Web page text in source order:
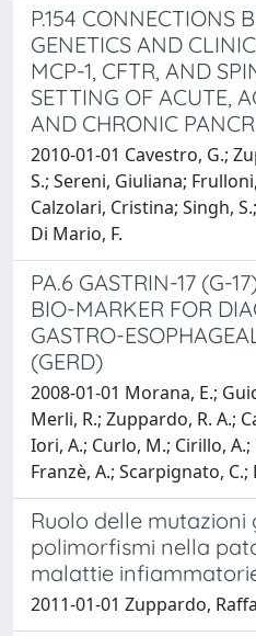
P.154 CONNECTIONS
GENETICS AND
MCP-1, CFTR, AND
SETTING OF ACUTE,
AND CHRONIC
2010-01-01 Cavestro, G.;
S.; Sereni, Giuliana;
Calzolari, Cristina; Singh,
Di Mario, F.
PA.6 GASTRIN-17 (G-
BIO-MARKER FOR
GASTRO-
(GERD)
2008-01-01 Morana, E.;
Merli, R.; Zuppardo, R. A.;
Iori, A.; Curlo, M.; Cirillo,
Franzè, A.; Scarpignato, C.;
Ruolo delle mutazioni
polimorfismi nella
malattie
2011-01-01 Zuppardo,